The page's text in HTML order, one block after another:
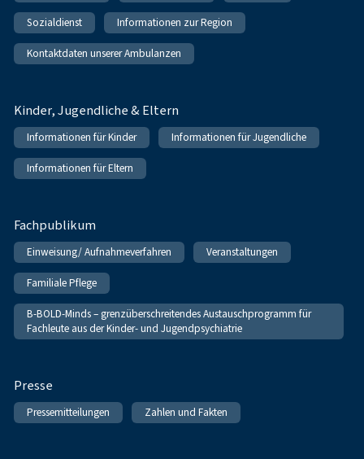
Sozialdienst Informationen zur Region
Kontaktdaten unserer Ambulanzen
Kinder, Jugendliche & Eltern
Informationen für Kinder Informationen für Jugendliche
Informationen für Eltern
Fachpublikum
Einweisung/ Aufnahmeverfahren Veranstaltungen
Familiale Pflege
B-BOLD-Minds – grenzüberschreitendes Austauschprogramm für
Fachleute aus der Kinder- und Jugendpsychiatrie
Presse
Pressemitteilungen Zahlen und Fakten